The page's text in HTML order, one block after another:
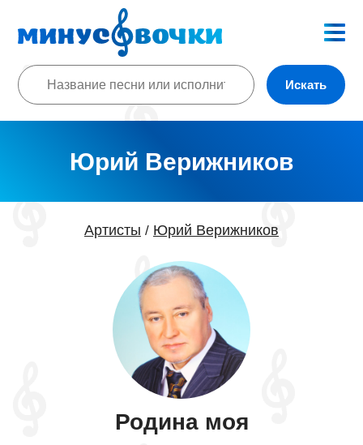
Искать
Юрий Верижников
Артисты / Юрий Верижников
Родина моя